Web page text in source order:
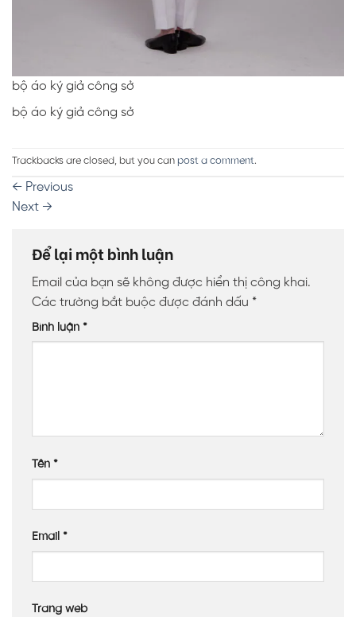
bộ áo ký giả công sở
bộ áo ký giả công sở
Trackbacks are closed, but you can post a comment.
← Previous
Next →
Để lại một bình luận
Email của bạn sẽ không được hiển thị công khai.
Các trường bắt buộc được đánh dấu *
Bình luận *
Tên *
Email *
Trang web